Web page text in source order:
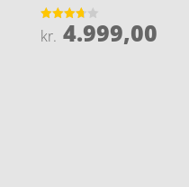
Vurderet
3.7
kr. 4.999,00